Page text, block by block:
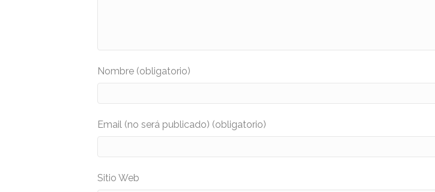
Nombre (obligatorio)
Email (no será publicado) (obligatorio)
Sitio Web